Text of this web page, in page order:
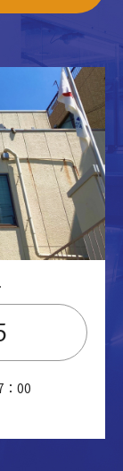
：00